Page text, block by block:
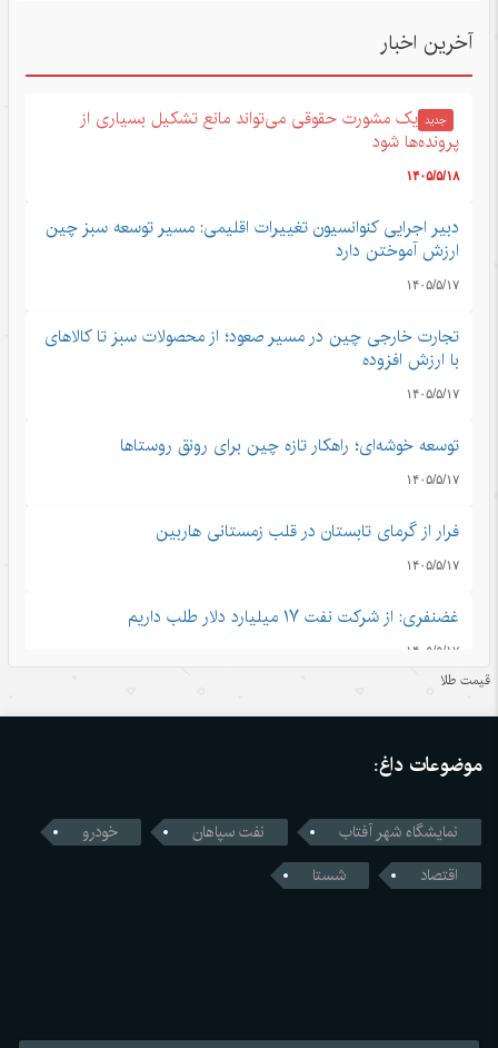
آخرین اخبار
جدید یک مشورت حقوقی می‌تواند مانع تشکیل بسیاری از
پرونده‌ها شود
۱۴۰۵/۵/۱۸
دبیر اجرایی کنوانسیون تغییرات اقلیمی: مسیر توسعه سبز چین
ارزش آموختن دارد
۱۴۰۵/۵/۱۷
تجارت خارجی چین در مسیر صعود؛ از محصولات سبز تا کالاهای
با ارزش افزوده
۱۴۰۵/۵/۱۷
توسعه خوشه‌ای؛ راهکار تازه چین برای رونق روستاها
۱۴۰۵/۵/۱۷
فرار از گرمای تابستان در قلب زمستانی هاربین
۱۴۰۵/۵/۱۷
غضنفری: از شرکت نفت ۱۷ میلیارد دلار طلب داریم
۱۴۰۵/۵/۱۷
هم
۱۴۰۵/۵/۱۶
قمار واشنگتن با زنجیره تامین؛ محاسبات اشتباه آمریکا در جنگ
قیمت طلا
موضوعات داغ:
نمایشگاه شهر آفتاب نفت سپاهان
خودرو
اقتصاد
شستا